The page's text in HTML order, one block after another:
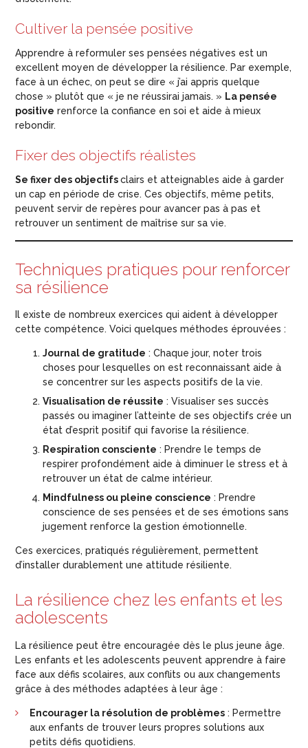
Cultiver la pensée positive
Apprendre à reformuler ses pensées négatives est un
excellent moyen de développer la résilience. Par exemple,
face à un échec, on peut se dire « j’ai appris quelque
chose » plutôt que « je ne réussirai jamais. » La pensée
positive renforce la confiance en soi et aide à mieux
rebondir.
Fixer des objectifs réalistes
Se fixer des objectifsclairs et atteignables aide à garder
un cap en période de crise. Ces objectifs, même petits,
peuvent servir de repères pour avancer pas à pas et
retrouver un sentiment de maîtrise sur sa vie.
Techniques pratiques pour renforcer
sa résilience
Il existe de nombreux exercices qui aident à développer
cette compétence. Voici quelques méthodes éprouvées :
Journal de gratitude : Chaque jour, noter trois
choses pour lesquelles on est reconnaissant aide à
se concentrer sur les aspects positifs de la vie.
Visualisation de réussite : Visualiser ses succès
passés ou imaginer l’atteinte de ses objectifs crée un
état d’esprit positif qui favorise la résilience.
Respiration consciente : Prendre le temps de
respirer profondément aide à diminuer le stress et à
retrouver un état de calme intérieur.
Mindfulness ou pleine conscience : Prendre
conscience de ses pensées et de ses émotions sans
jugement renforce la gestion émotionnelle.
Ces exercices, pratiqués régulièrement, permettent
d’installer durablement une attitude résiliente.
La résilience chez les enfants et les
adolescents
La résilience peut être encouragée dès le plus jeune âge.
Les enfants et les adolescents peuvent apprendre à faire
face aux défis scolaires, aux conflits ou aux changements
grâce à des méthodes adaptées à leur âge :
Encourager la résolution de problèmes: Permettre
aux enfants de trouver leurs propres solutions aux
petits défis quotidiens.